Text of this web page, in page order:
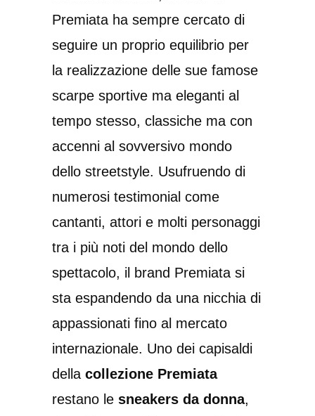
Premiata ha sempre cercato di
seguire un proprio equilibrio per
la realizzazione delle sue famose
scarpe sportive ma eleganti al
tempo stesso, classiche ma con
accenni al sovversivo mondo
dello streetstyle. Usufruendo di
numerosi testimonial come
cantanti, attori e molti personaggi
tra i più noti del mondo dello
spettacolo, il brand Premiata si
sta espandendo da una nicchia di
appassionati fino al mercato
internazionale. Uno dei capisaldi
della collezione Premiata
restano le sneakers da donna,